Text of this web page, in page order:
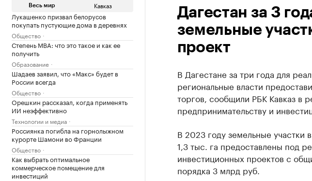
Весь мир Кавказ
Лукашенко призвал белорусов
покупать пустующие дома в деревнях
Общество
Степень MBA: что это такое и как ее
получить
Образование
Шадаев заявил, что «Макс» будет в
России всегда
Общество
Орешкин рассказал, когда применять
ИИ неэффективно
Технологии и медиа
Россиянка погибла на горнолыжном
курорте Шамони во Франции
Общество
Как выбрать оптимальное
коммерческое помещение для
инвестиций
Дагестан за 3
земельные
проект
В Дагестане за три года для
региональные власти
торгов, сообщили РБК Кавказ в
предпринимательству и
В 2023 году земельные участки
1,3 тыс. га предоставлены под
инвестиционных проектов с
порядка 3 млрд руб.